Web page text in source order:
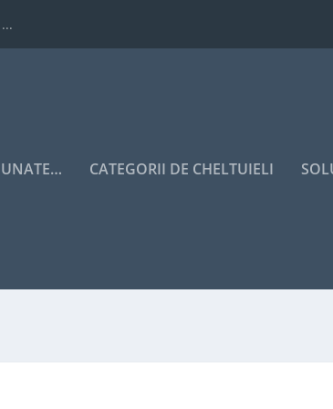
CATEGORII DE CHELTUIELI